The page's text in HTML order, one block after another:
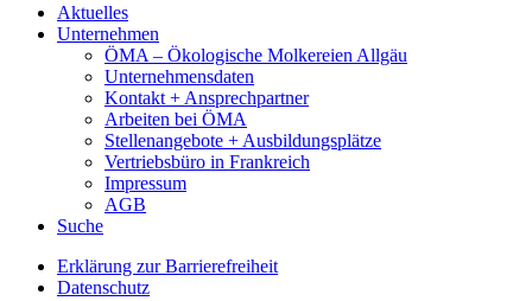
Aktuelles
Unternehmen
ÖMA – Ökologische Molkereien Allgäu
Unternehmensdaten
Kontakt + Ansprechpartner
Arbeiten bei ÖMA
Stellenangebote + Ausbildungsplätze
Vertriebsbüro in Frankreich
Impressum
AGB
Suche
Erklärung zur Barrierefreiheit
Datenschutz